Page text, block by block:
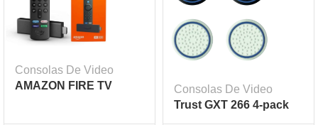
Consolas De Video
AMAZON FIRE TV
Consolas De Video
Trust GXT 266 4-pack